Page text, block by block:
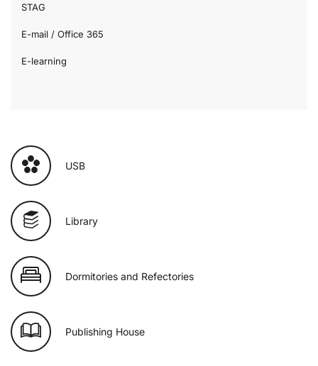
STAG
E-mail / Office 365
E-learning
USB
Library
Dormitories and Refectories
Publishing House